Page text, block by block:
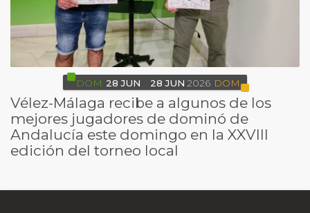
DOM 28 JUN 28 JUN 2026 DOM
Vélez-Málaga recibe a algunos de los
mejores jugadores de dominó de
Andalucía este domingo en la XXVIII
edición del torneo local